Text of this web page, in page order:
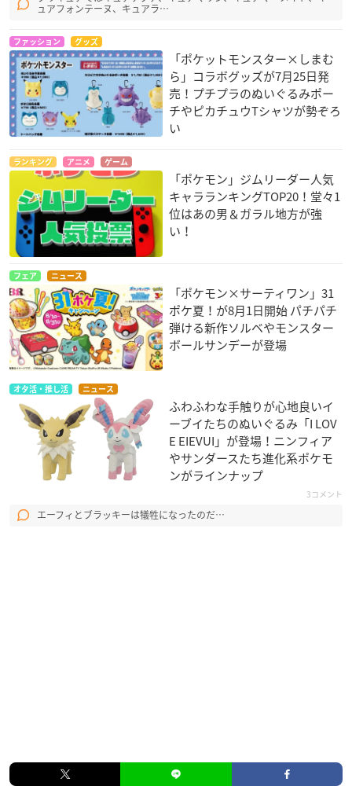
ュアフォンテーヌ、キュアラ…
ファッション グッズ
「ポケットモンスター×しまむ
ら」コラボグッズが7月25日発
売！プチプラのぬいぐるみポー
チやピカチュウTシャツが勢ぞろ
い
ランキング アニメ ゲーム
「ポケモン」ジムリーダー人気
キャラランキングTOP20！堂々1
位はあの男＆ガラル地方が強
い！
フェア ニュース
「ポケモン×サーティワン」31
ポケ夏！が8月1日開始 パチパチ
弾ける新作ソルベやモンスター
ボールサンデーが登場
オタ活・推し活 ニュース
ふわふわな手触りが心地良いイ
ーブイたちのぬいぐるみ「I LOV
E EIEVUI」が登場！ニンフィア
やサンダースたち進化系ポケモ
ンがラインナップ
3コメント
エーフィとブラッキーは犠牲になったのだ…